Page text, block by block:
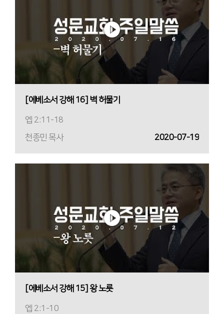
[에베소서 강해 16] 벽 허물기
엡 2:11-18
천종민 목사
2020-07-19
[에베소서 강해 15] 왕 노릇
엡 2:1-10